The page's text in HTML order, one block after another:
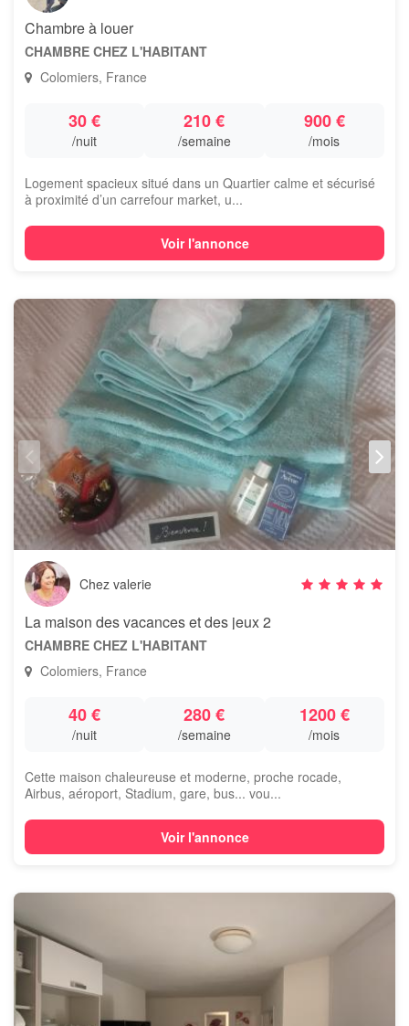
Chambre à louer
CHAMBRE CHEZ L'HABITANT
Colomiers, France
30 €
/nuit
210 €
/semaine
900 €
/mois
Logement spacieux situé dans un Quartier calme et sécurisé
à proximité d’un carrefour market, u...
Voir l'annonce
Chez valerie
La maison des vacances et des jeux 2
CHAMBRE CHEZ L'HABITANT
Colomiers, France
40 €
/nuit
280 €
/semaine
1200 €
/mois
Cette maison chaleureuse et moderne, proche rocade,
Airbus, aéroport, Stadium, gare, bus... vou...
Voir l'annonce